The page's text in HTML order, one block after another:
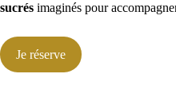
sucrés imaginés pour
Je réserve